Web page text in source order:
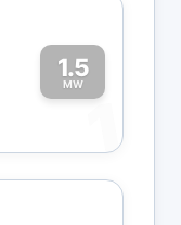
1.5
MW
1